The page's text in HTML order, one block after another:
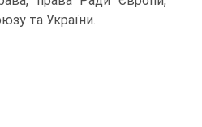
та України.